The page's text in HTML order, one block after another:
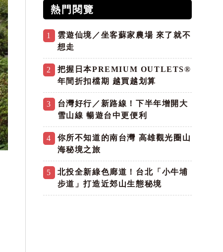
熱門閱覽
1
雲遊仙境／坐客蘇家農場 來了就不
想走
2
把握日本PREMIUM OUTLETS®
年間折扣檔期 越買越划算
3
台灣好行／新路線！下半年增開大
雪山線 暢遊台中更便利
4
你所不知道的南台灣 高雄觀光圈山
海秘境之旅
5
北投全新綠色廊道！台北「小牛埔
步道」打造近郊山生態秘境